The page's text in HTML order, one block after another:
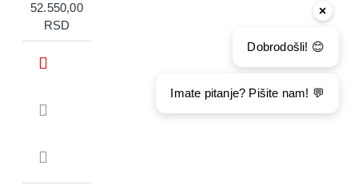
52.550,00
RSD
×
Dobrodošli! 😊
Imate pitanje? Pišite nam! 💬